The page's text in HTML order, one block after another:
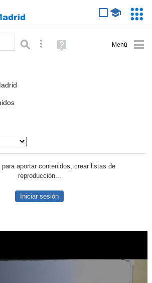
Búsqueda avanzada
Ayuda
(en
para aportar contenidos, crear listas de
reproducción...
Iniciar sesión